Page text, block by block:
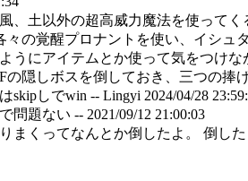
、土以外の超高威力魔法を使って
の覚醒プロナントを使い、イシ
うにアイテムとか使って気をつけ
隠しボスを倒しておき、三つの捧
skipしでwin -- Lingyi 2024/04/28
問題ない -- 2021/09/12 21:00:03
まくってなんとか倒したよ。 倒し